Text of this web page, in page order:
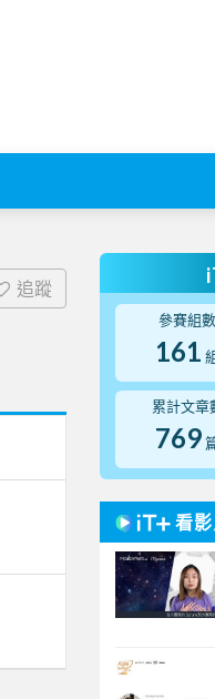
追蹤
參賽組數
161
累計文章
769
看